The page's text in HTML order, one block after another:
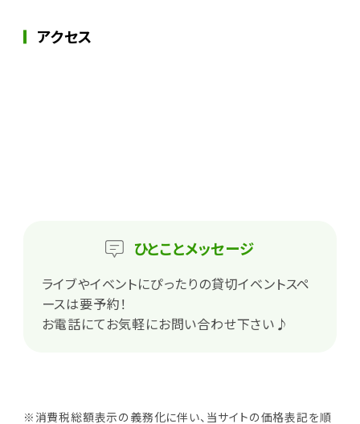
アクセス
ひとことメッセージ
ライブやイベントにぴったりの貸切イベントスペ
ースは要予約！
お電話にてお気軽にお問い合わせ下さい♪
※消費税総額表示の義務化に伴い、当サイトの価格表記を順